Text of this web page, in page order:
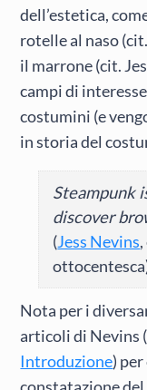
dell’estetica,
rotelle al naso
il marrone (cit.
campi di
costumini (e
in storia del
Steampunk
discover
(Jess Nevins
Nota per i
articoli di Nevins
Introduzione) per